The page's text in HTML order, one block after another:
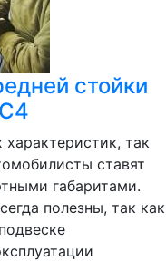
стойки
так
ставят
габаритами.
полезны, так как